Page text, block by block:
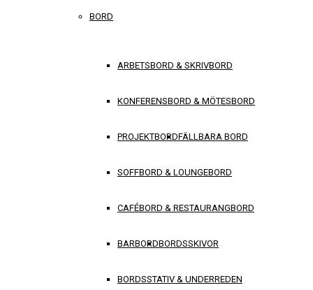
BORD
ARBETSBORD & SKRIVBORD
KONFERENSBORD & MÖTESBORD
PROJEKTBORDFÄLLBARA BORD
SOFFBORD & LOUNGEBORD
CAFÉBORD & RESTAURANGBORD
BARBORDBORDSSKIVOR
BORDSSTATIV & UNDERREDEN